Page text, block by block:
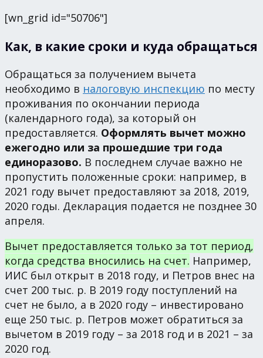
[wn_grid id="50706"]
Как, в какие сроки и куда обращаться
Обращаться за получением вычета
необходимо в налоговую инспекцию по месту
проживания по окончании периода
(календарного года), за который он
предоставляется. Оформлять вычет можно
ежегодно или за прошедшие три года
единоразово. В последнем случае важно не
пропустить положенные сроки: например, в
2021 году вычет предоставляют за 2018, 2019,
2020 годы. Декларация подается не позднее 30
апреля.
Вычет предоставляется только за тот период,
когда средства вносились на счет. Например,
ИИС был открыт в 2018 году, и Петров внес на
счет 200 тыс. р. В 2019 году поступлений на
счет не было, а в 2020 году – инвестировано
еще 250 тыс. р. Петров может обратиться за
вычетом в 2019 году – за 2018 год и в 2021 – за
2020 год.